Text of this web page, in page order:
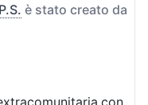
è stato creato da